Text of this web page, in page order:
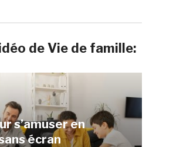
de Vie de famille:
s’amuser en
écran